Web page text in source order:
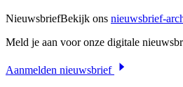
NieuwsbriefBekijk ons nieuwsbrief-
Meld je aan voor onze digitale
Aanmelden nieuwsbrief